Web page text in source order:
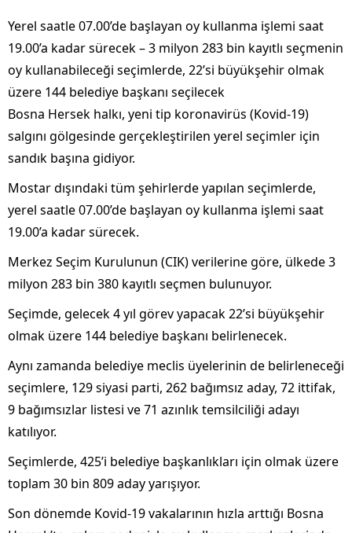
Yerel saatle 07.00’de başlayan oy kullanma işlemi saat
19.00’a kadar sürecek – 3 milyon 283 bin kayıtlı seçmenin
oy kullanabileceği seçimlerde, 22’si büyükşehir olmak
üzere 144 belediye başkanı seçilecek
Bosna Hersek halkı, yeni tip koronavirüs (Kovid-19)
salgını gölgesinde gerçekleştirilen yerel seçimler için
sandık başına gidiyor.
Mostar dışındaki tüm şehirlerde yapılan seçimlerde,
yerel saatle 07.00’de başlayan oy kullanma işlemi saat
19.00’a kadar sürecek.
Merkez Seçim Kurulunun (CIK) verilerine göre, ülkede 3
milyon 283 bin 380 kayıtlı seçmen bulunuyor.
Seçimde, gelecek 4 yıl görev yapacak 22’si büyükşehir
olmak üzere 144 belediye başkanı belirlenecek.
Aynı zamanda belediye meclis üyelerinin de belirleneceği
seçimlere, 129 siyasi parti, 262 bağımsız aday, 72 ittifak,
9 bağımsızlar listesi ve 71 azınlık temsilciliği adayı
katılıyor.
Seçimlerde, 425’i belediye başkanlıkları için olmak üzere
toplam 30 bin 809 aday yarışıyor.
Son dönemde Kovid-19 vakalarının hızla arttığı Bosna